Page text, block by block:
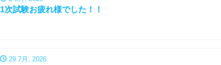
1次試験お疲れ様でした！！
29 7月, 2026